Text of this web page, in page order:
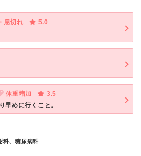
息切れ
5.0
体重増加
3.5
早めに行くこと。
科、糖尿病科